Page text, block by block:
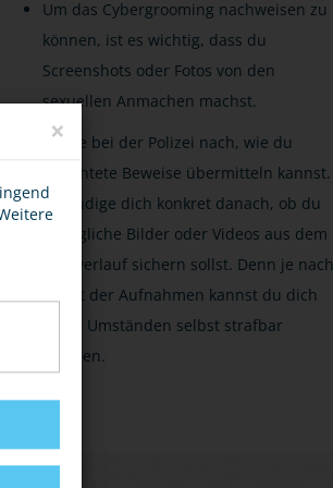
Um das Cybergrooming nachweisen zu
können, ist es wichtig, dass du
Screenshots oder Fotos von den
sexuellen Anmachen machst.
Frage bei der Polizei nach, wie du
gesichtete Beweise übermitteln kannst.
Erkundige dich konkret danach, ob du
anzügliche Bilder oder Videos aus dem
Chatverlauf sichern sollst. Denn je nach
Inhalt der Aufnahmen kannst du dich
unter Umständen selbst strafbar
machen.
×